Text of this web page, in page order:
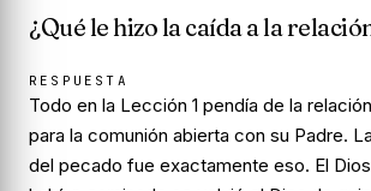
¿Qué le hizo la caída a la
RESPUESTA
Todo en la Lección 1 pendía de la
para la comunión abierta con su Padre.
del pecado fue exactamente eso. El